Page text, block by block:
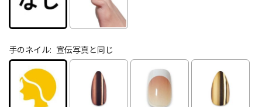
手のネイル: 宣伝写真と同じ